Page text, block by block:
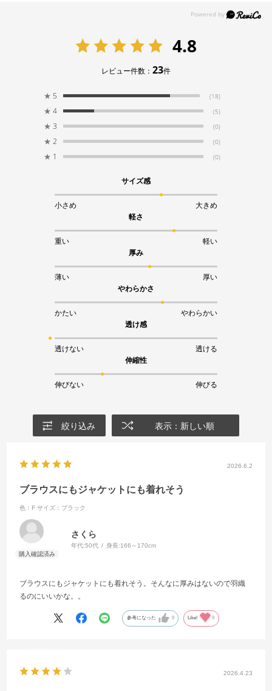
4.8
レビュー件数： 23件
★ 5 (18)
★ 4 (5)
★ 3 (0)
★ 2 (0)
★ 1 (0)
サイズ感
小さめ
大きめ
軽さ
重い
軽い
厚み
薄い
厚い
やわらかさ
かたい
やわらかい
透け感
透けない
透ける
伸縮性
伸びない 伸びる
絞り込み 表示：新しい順
2026.6.2
ブラウスにもジャケットにも着れそう
色：F サイズ：ブラック
さくら
年代:50代 身長:166～170cm
ブラウスにもジャケットにも着れそう。そんなに厚みはないので羽織
るのにいいかな。。
参考になった 0 Like! 0
2026.4.23